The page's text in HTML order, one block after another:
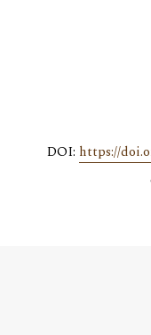
DOI: https://